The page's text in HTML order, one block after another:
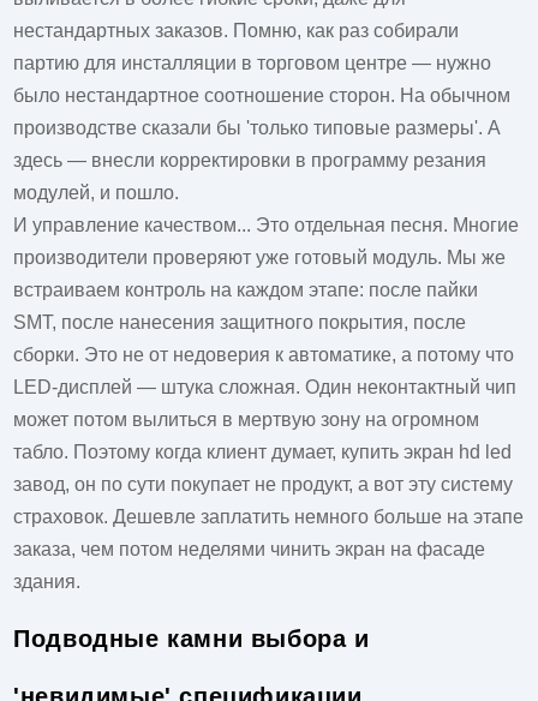
нестандартных заказов. Помню, как раз собирали
партию для инсталляции в торговом центре — нужно
было нестандартное соотношение сторон. На обычном
производстве сказали бы 'только типовые размеры'. А
здесь — внесли корректировки в программу резания
модулей, и пошло.
И управление качеством... Это отдельная песня. Многие
производители проверяют уже готовый модуль. Мы же
встраиваем контроль на каждом этапе: после пайки
SMT, после нанесения защитного покрытия, после
сборки. Это не от недоверия к автоматике, а потому что
LED-дисплей — штука сложная. Один неконтактный чип
может потом вылиться в мертвую зону на огромном
табло. Поэтому когда клиент думает, купить экран hd led
завод, он по сути покупает не продукт, а вот эту систему
страховок. Дешевле заплатить немного больше на этапе
заказа, чем потом неделями чинить экран на фасаде
здания.
Подводные камни выбора и